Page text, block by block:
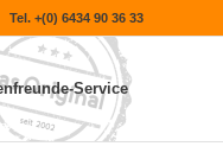
Tel. +(0) 6434 90 36 33
Service